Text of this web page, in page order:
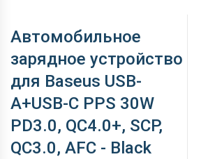
Автомобильное
зарядное устройство
для Baseus USB-
A+USB-C PPS 30W
PD3.0, QC4.0+, SCP,
QC3.0, AFC - Black